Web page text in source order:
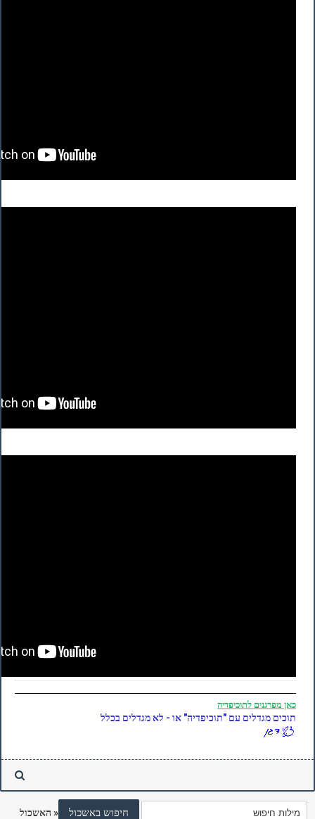
כאן מפרגנים לתוכיפדיה
תוכים מגדלים עם "תוכיפדיה" או - לא מגדלים בכלל
« האשכול